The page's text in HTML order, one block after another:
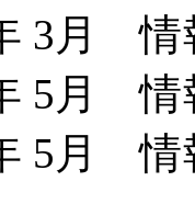
3月 情
5月 情
5月 情